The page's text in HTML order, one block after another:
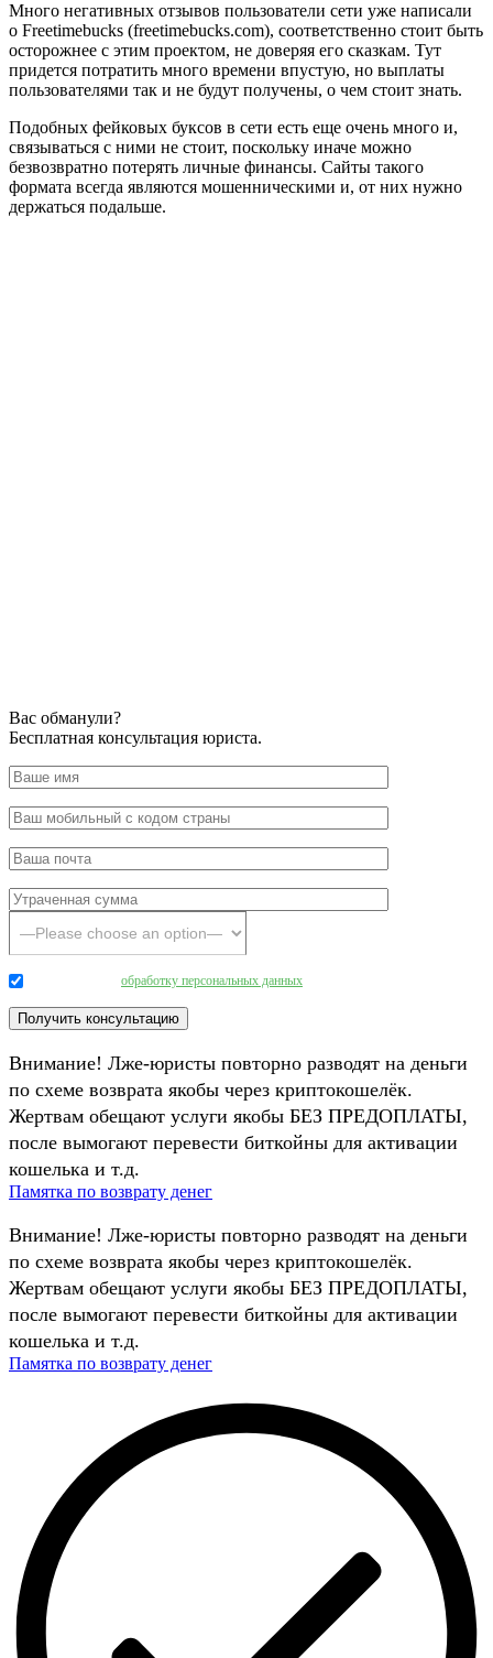
Много негативных отзывов пользователи сети уже написали
о Freetimebucks (freetimebucks.com), соответственно стоит быть
осторожнее с этим проектом, не доверяя его сказкам. Тут
придется потратить много времени впустую, но выплаты
пользователями так и не будут получены, о чем стоит знать.
Подобных фейковых буксов в сети есть еще очень много и,
связываться с ними не стоит, поскольку иначе можно
безвозвратно потерять личные финансы. Сайты такого
формата всегда являются мошенническими и, от них нужно
держаться подальше.
Вас обманули?
Бесплатная консультация юриста.
обработку персональных данных
Внимание! Лже-юристы повторно разводят на деньги
по схеме возврата якобы через криптокошелёк.
Жертвам обещают услуги якобы БЕЗ ПРЕДОПЛАТЫ,
после вымогают перевести биткойны для активации
кошелька и т.д.
Памятка по возврату денег
Внимание! Лже-юристы повторно разводят на деньги
по схеме возврата якобы через криптокошелёк.
Жертвам обещают услуги якобы БЕЗ ПРЕДОПЛАТЫ,
после вымогают перевести биткойны для активации
кошелька и т.д.
Памятка по возврату денег